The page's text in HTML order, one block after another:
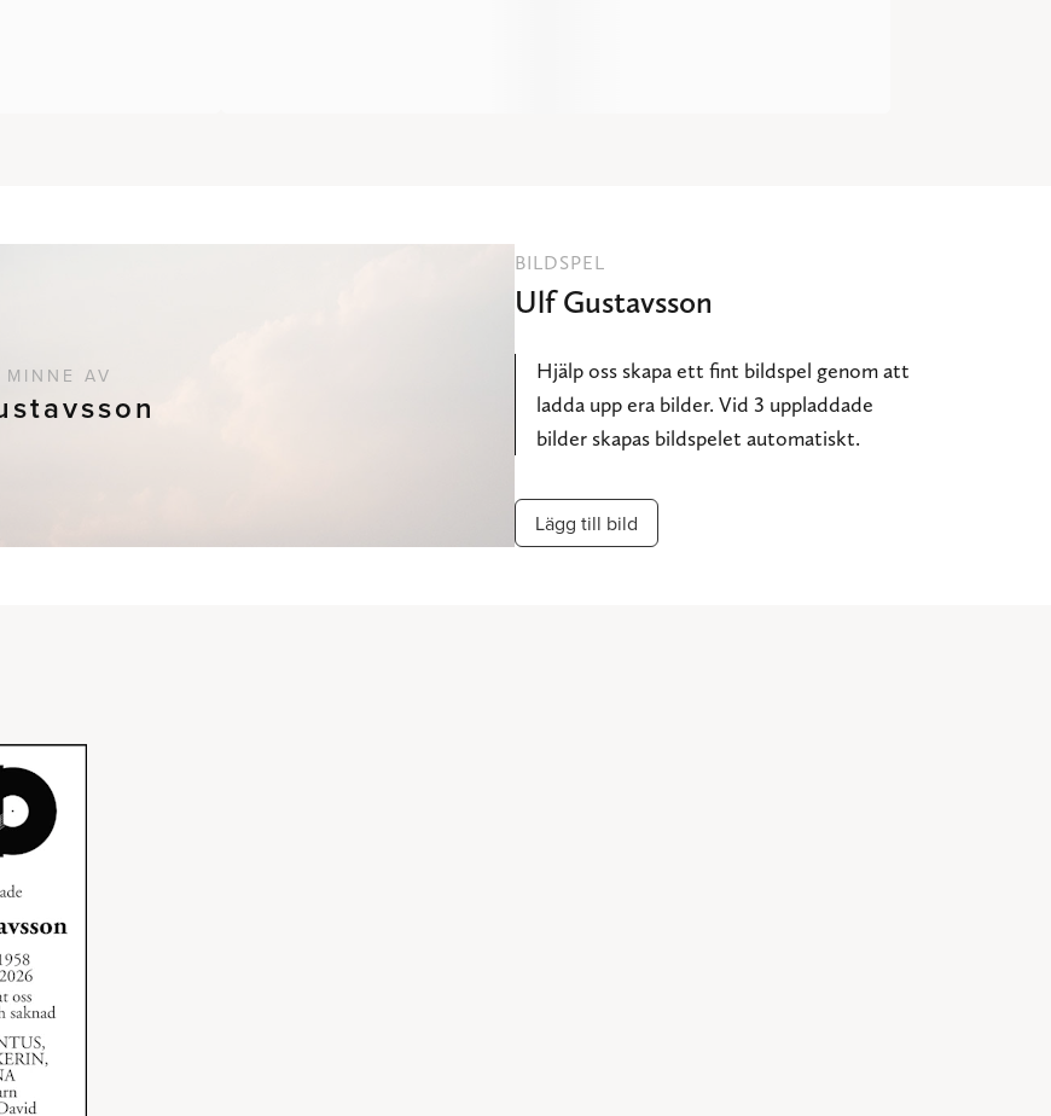
AV
BILDSPEL
Ulf Gustavsson
Hjälp oss skapa ett fint bildspel genom att
ladda upp era bilder. Vid 3 uppladdade
bilder skapas bildspelet automatiskt.
Lägg till bild